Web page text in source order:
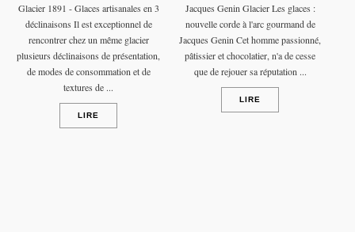
Glacier 1891 - Glaces artisanales en 3
déclinaisons Il est exceptionnel de
rencontrer chez un même glacier
plusieurs déclinaisons de présentation,
de modes de consommation et de
textures de ...
LIRE
Jacques Genin Glacier Les glaces :
nouvelle corde à l'arc gourmand de
Jacques Genin Cet homme passionné,
pâtissier et chocolatier, n'a de cesse
que de rejouer sa réputation ...
LIRE